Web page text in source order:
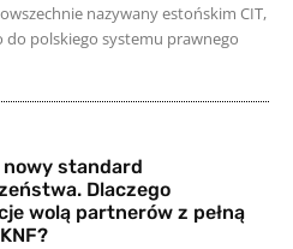
nazywany estońskim CIT,
polskiego systemu prawnego
nowy standard
Dlaczego
wolą partnerów z pełną